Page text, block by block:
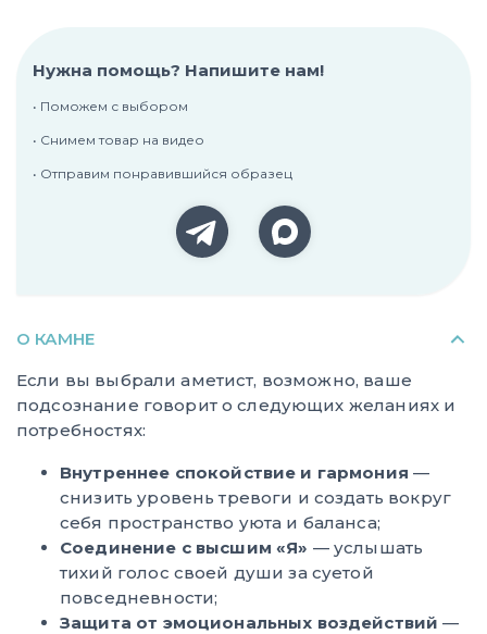
Нужна помощь? Напишите нам!
• Поможем с выбором
• Снимем товар на видео
• Отправим понравившийся образец
О КАМНЕ
Если вы выбрали аметист, возможно, ваше
подсознание говорит о следующих желаниях и
потребностях:
Внутреннее спокойствие и гармония —
снизить уровень тревоги и создать вокруг
себя пространство уюта и баланса;
Соединение с высшим «Я» — услышать
тихий голос своей души за суетой
повседневности;
Защита от эмоциональных воздействий —